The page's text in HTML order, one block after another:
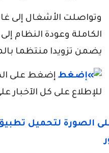
وتواصلت الأشغال إلى
الكاملة وعودة النظام
يضمن تزويدا منتظما
إضغط على
للإطلاع على كل الآخبار